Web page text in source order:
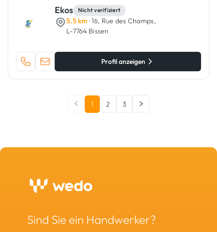
Ekos Nicht verifiziert
5.5 km · 16, Rue des Champs,
L-7764 Bissen
Profil anzeigen
1 2 3
Sind Sie ein Handwerker?